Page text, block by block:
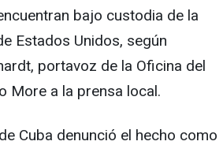
bajo custodia de la
Estados Unidos, según
portavoz de la Oficina del
More a la prensa local.
Cuba denunció el hecho como